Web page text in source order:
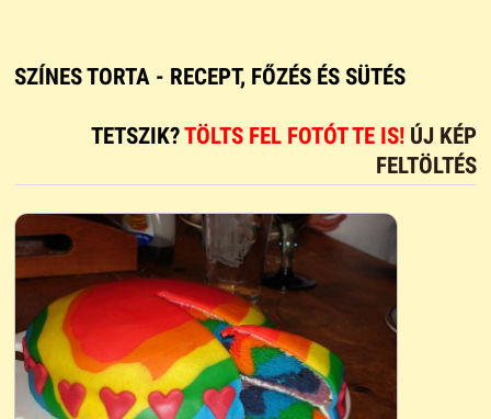
SZÍNES TORTA - RECEPT, FŐZÉS ÉS SÜTÉS
TETSZIK?TÖLTS FEL FOTÓT TE IS! ÚJ KÉP
FELTÖLTÉS